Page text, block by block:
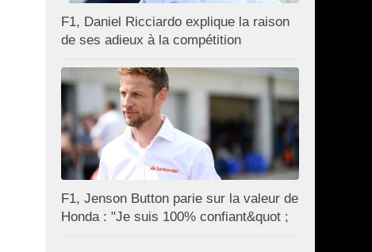
F1, Daniel Ricciardo explique la raison
de ses adieux à la compétition
F1, Jenson Button parie sur la valeur de
Honda : "Je suis 100% confiant&quot ;